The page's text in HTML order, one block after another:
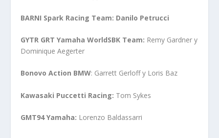
BARNI Spark Racing Team: Danilo Petrucci
GYTR GRT Yamaha WorldSBK Team: Remy Gardner y
Dominique Aegerter
Bonovo Action BMW: Garrett Gerloff y Loris Baz
Kawasaki Puccetti Racing: Tom Sykes
GMT94 Yamaha: Lorenzo Baldassarri